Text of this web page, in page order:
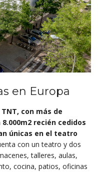
en Europa
con más de
recién cedidos
únicas en el teatro
con un teatro y dos
talleres, aulas,
cocina, patios, oficinas